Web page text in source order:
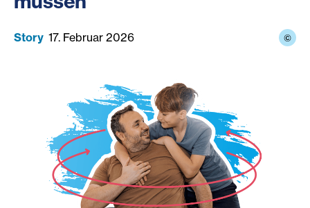
Story 17. Februar 2026 ©